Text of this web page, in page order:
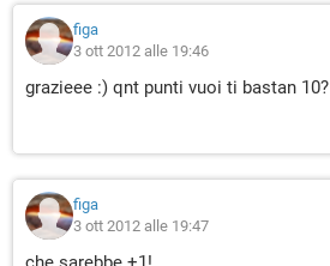
figa
3 ott 2012 alle 19:46
grazieee :) qnt punti vuoi ti bastan 10?
figa
3 ott 2012 alle 19:47